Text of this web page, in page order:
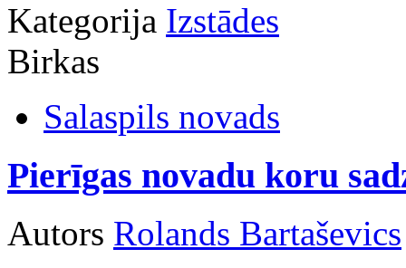
Kategorija Izstādes
Birkas
Salaspils novads
Pierīgas novadu koru
Autors Rolands Bartaševics